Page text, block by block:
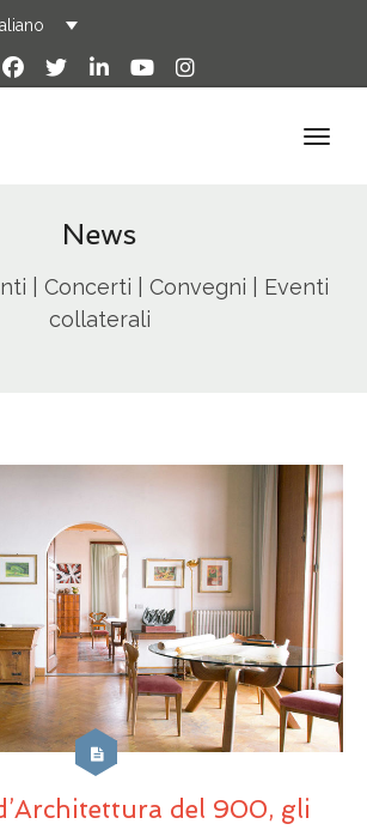
News
| Concerti | Convegni | Eventi
collaterali
del 900, gli